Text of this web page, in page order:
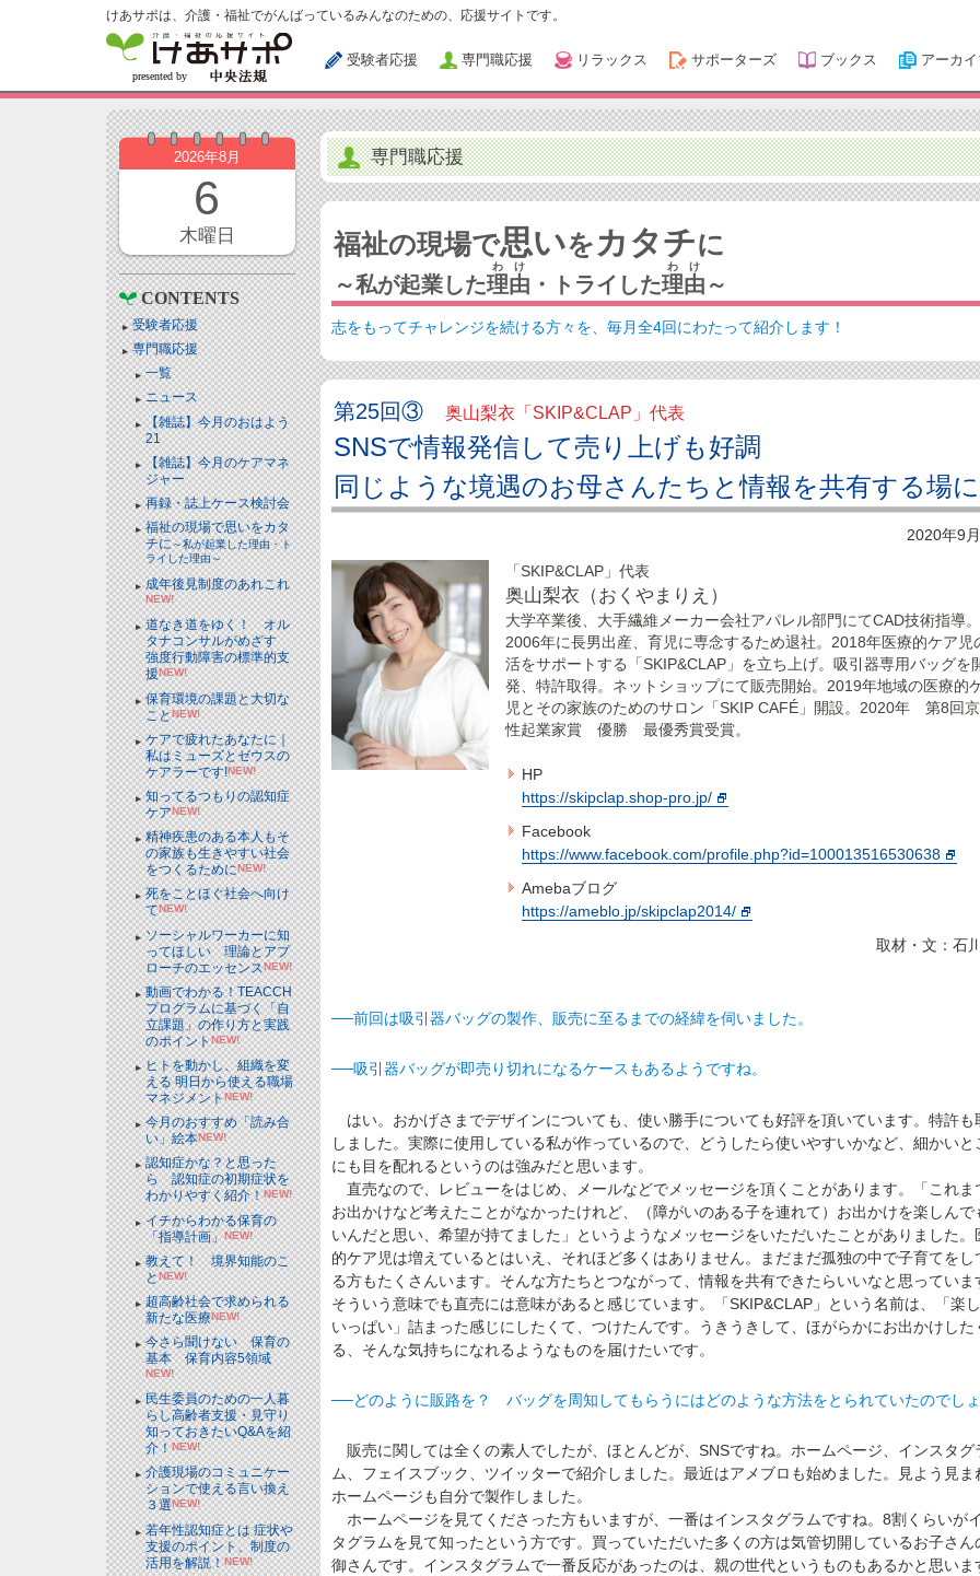
けあサポは、介護・福祉でがんばっているみんなのための、応援サイトです。
受験者応援 専門職応援 リラックス サポーターズ ブックス アーカ
2026年8月
6
木曜日
CONTENTS
受験者応援
専門職応援
一覧
ニュース
【雑誌】今月のおはよう
21
【雑誌】今月のケアマネ
ジャー
再録・誌上ケース検討会
福祉の現場で思いをカタ
チに～私が起業した理由・ト
ライした理由～
成年後見制度のあれこれ
NEW!
道なき道をゆく！ オル
タナコンサルがめざす
強度行動障害の標準的支
援NEW!
保育環境の課題と大切な
ことNEW!
ケアで疲れたあなたに｜
私はミューズとゼウスの
ケアラーです!NEW!
知ってるつもりの認知症
ケアNEW!
精神疾患のある本人もそ
の家族も生きやすい社会
をつくるためにNEW!
死をことほぐ社会へ向け
てNEW!
ソーシャルワーカーに知
ってほしい 理論とアプ
ローチのエッセンスNEW!
動画でわかる！TEACCH
プログラムに基づく「自
立課題」の作り方と実践
のポイントNEW!
ヒトを動かし、組織を変
える 明日から使える職場
マネジメントNEW!
今月のおすすめ「読み合
い」絵本NEW!
認知症かな？と思った
ら 認知症の初期症状を
わかりやすく紹介！NEW!
イチからわかる保育の
「指導計画」NEW!
教えて！ 境界知能のこ
とNEW!
超高齢社会で求められる
新たな医療NEW!
今さら聞けない 保育の
基本 保育内容5領域
NEW!
民生委員のための一人暮
らし高齢者支援・見守り
知っておきたいQ&Aを紹
介！NEW!
介護現場のコミュニケー
ションで使える言い換え
３選NEW!
若年性認知症とは 症状や
支援のポイント、制度の
活用を解説！NEW!
専門職応援
福祉の現場で思いを カタチに
～私が起業した理由
わけ
・トライした理由
わけ
～
志をもってチャレンジを続ける方々を、毎月全4回にわたって紹介します！
第25回③ 奥山梨衣「SKIP&CLAP」代表
SNSで情報発信して売り上げも好調
同じような境遇のお母さんたちと情報を共有する場
2020年9
「SKIP&CLAP」代表
奥山梨衣（おくやまりえ）
大学卒業後、大手繊維メーカー会社アパレル部門にてCAD技術指導
2006年に長男出産、育児に専念するため退社。2018年医療的ケア児
活をサポートする「SKIP&CLAP」を立ち上げ。吸引器専用バッグを
発、特許取得。ネットショップにて販売開始。2019年地域の医療的
児とその家族のためのサロン「SKIP CAFÉ」開設。2020年 第8回
性起業家賞 優勝 最優秀賞受賞。
HP
https://skipclap.shop-pro.jp/
Facebook
https://www.facebook.com/profile.php?id=100013516530638
Amebaブログ
https://ameblo.jp/skipclap2014/
取材・文：石
──前回は吸引器バッグの製作、販売に至るまでの経緯を伺いました。
──吸引器バッグが即売り切れになるケースもあるようですね。
はい。おかげさまでデザインについても、使い勝手についても好評を頂いています。特許も
しました。実際に使用している私が作っているので、どうしたら使いやすいかなど、細かいと
にも目を配れるというのは強みだと思います。
直売なので、レビューをはじめ、メールなどでメッセージを頂くことがあります。「これま
お出かけなど考えたことがなかったけれど、（障がいのある子を連れて）お出かけを楽しんで
いんだと思い、希望が持てました」というようなメッセージをいただいたことがありました。
的ケア児は増えているとはいえ、それほど多くはありません。まだまだ孤独の中で子育てをし
る方もたくさんいます。そんな方たちとつながって、情報を共有できたらいいなと思っていま
そういう意味でも直売には意味があると感じています。「SKIP&CLAP」という名前は、「楽
いっぱい」詰まった感じにしたくて、つけたんです。うきうきして、ほがらかにお出かけした
る、そんな気持ちになれるようなものを届けたいです。
──どのように販路を？ バッグを周知してもらうにはどのような方法をとられていたのでし
販売に関しては全くの素人でしたが、ほとんどが、SNSですね。ホームページ、インスタグ
ム、フェイスブック、ツイッターで紹介しました。最近はアメブロも始めました。見よう見ま
ホームページも自分で製作しました。
ホームページを見てくださった方もいますが、一番はインスタグラムですね。8割くらいが
タグラムを見て知ったという方です。買っていただいた多くの方は気管切開しているお子さん
御さんです。インスタグラムで一番反応があったのは、親の世代というものもあるかと思いま